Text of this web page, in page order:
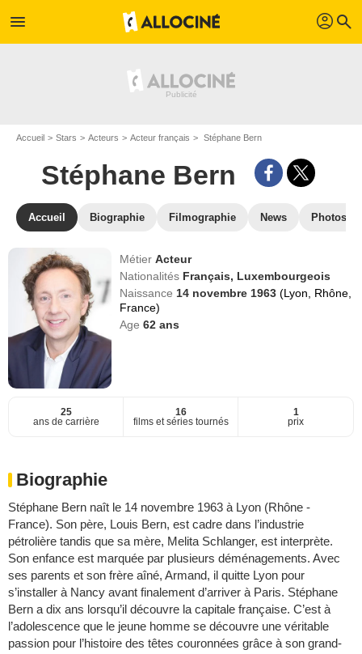
menu profil search
Accueil Stars Acteurs Acteur français Stéphane Bern
Stéphane Bern
Accueil Biographie Filmographie News Photos
MétierActeur
Nationalités Français, Luxembourgeois
Naissance 14 novembre 1963(Lyon, Rhône,
France)
Age62 ans
25
ans de carrière
16
films et séries tournés
1
prix
Biographie
Stéphane Bern naît le 14 novembre 1963 à Lyon (Rhône -
France). Son père, Louis Bern, est cadre dans l’industrie
pétrolière tandis que sa mère, Melita Schlanger, est interprète.
Son enfance est marquée par plusieurs déménagements. Avec
ses parents et son frère aîné, Armand, il quitte Lyon pour
s’installer à Nancy avant finalement d’arriver à Paris. Stéphane
Bern a dix ans lorsqu’il découvre la capitale française. C’est à
l’adolescence que le jeune homme se découvre une véritable
passion pour l’histoire des têtes couronnées grâce à son grand-